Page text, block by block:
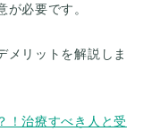
必要です。
メリットを解説しま
！治療すべき人と受